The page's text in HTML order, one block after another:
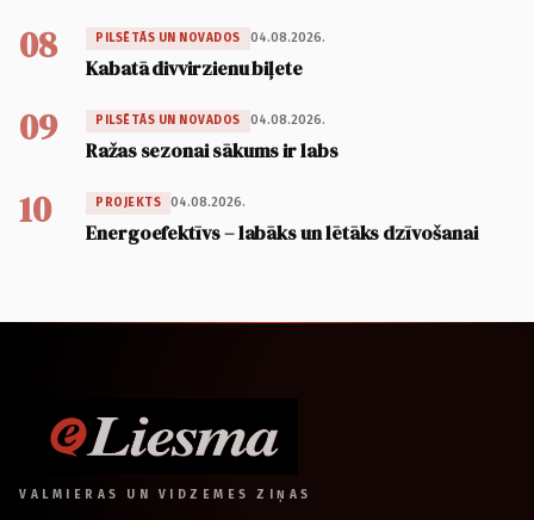
08 PILSĒTĀS UN NOVADOS 04.08.2026.
Kabatā divvirzienu biļete
09 PILSĒTĀS UN NOVADOS 04.08.2026.
Ražas sezonai sākums ir labs
10 PROJEKTS 04.08.2026.
Energoefektīvs – labāks un lētāks dzīvošanai
VALMIERAS UN VIDZEMES ZIŅAS